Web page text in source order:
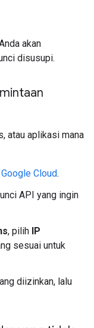
akan
disusupi.
atau aplikasi mana
Cloud.
API yang ingin
, pilih IP
sesuai untuk
diizinkan, lalu